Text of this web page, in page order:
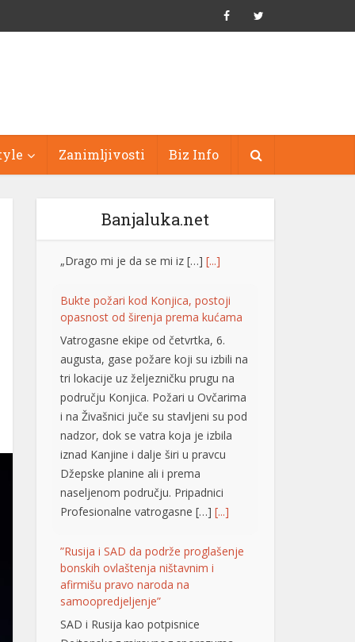
Zanimljivosti Biz Info
Banjaluka.net
Bukte požari kod Konjica, postoji
Vatrogasne ekipe od četvrtka, 6.
tri lokacije uz željezničku prugu na
području Konjica. Požari u Ovčarima
i na Živašnici juče su stavljeni su pod
nadzor, dok se vatra koja je izbila
iznad Kanjine i dalje širi u pravcu
Džepske planine ali i prema
naseljenom području. Pripadnici
Profesionalne vatrogasne […]
”Rusija i SAD da podrže proglašenje
afirmišu pravo naroda na
samoopredjeljenje”
SAD i Rusija kao potpisnice
trebale bi da podrže proglašenje